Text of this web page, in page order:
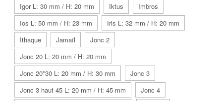
Igor L: 30 mm / H: 20 mm
Iktus
Imbros
Ios L: 50 mm / H: 23 mm
Iris L: 32 mm / H: 20 mm
Ithaque
Jamaïl
Jonc 2
Jonc 20 L: 20 mm / H: 20 mm
Jonc 20*30 L: 20 mm / H: 30 mm
Jonc 3
Jonc 3 haut 45 L: 20 mm / H: 45 mm
Jonc 4